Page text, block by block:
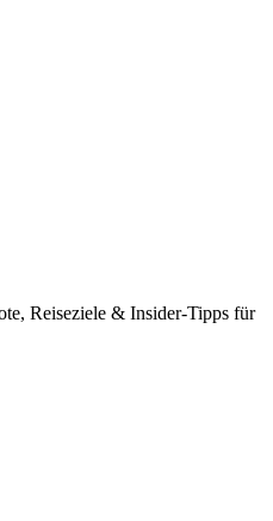
Reiseziele & Insider-Tipps für